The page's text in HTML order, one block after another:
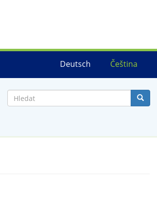
Čeština
Deutsch